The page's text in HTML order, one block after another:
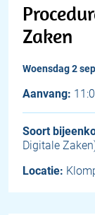
Zaken
woensdag 2
Aanvang:
Soort
Digitale
Locatie: